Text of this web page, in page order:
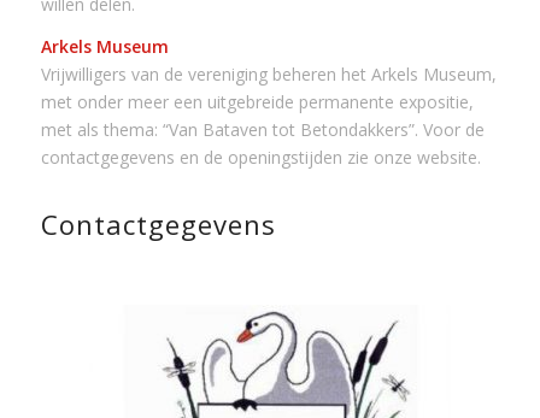
Arkels Museum
Vrijwilligers van de vereniging beheren het Arkels Museum,
met onder meer een uitgebreide permanente expositie,
met als thema: “Van Bataven tot Betondakkers”. Voor de
contactgegevens en de openingstijden zie onze website.
Contactgegevens